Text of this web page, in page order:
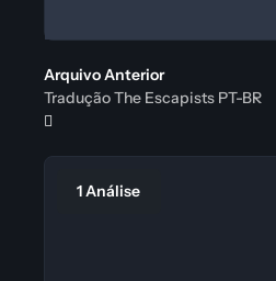
Arquivo Anterior
Tradução The Escapists PT-BR
1 Análise